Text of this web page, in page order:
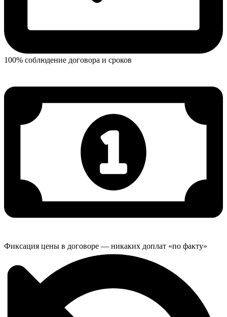
100% соблюдение договора и сроков
Фиксация цены в договоре — никаких доплат «по факту»